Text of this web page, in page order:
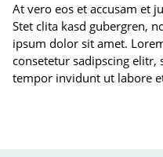
At vero eos et accusam et
Stet clita kasd gubergren,
ipsum dolor sit amet.
consetetur sadipscing
tempor invidunt ut labore